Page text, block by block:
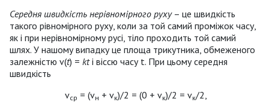
Середня швидкість нерівномірного руху– це швидкість
такого рівномірного руху, коли за той самий проміжок часу,
як і при нерівномірному русі, тіло проходить той самий
шлях. У нашому випадку це площа трикутника, обмеженого
залежністю v(t) = ktі віссю часу t. При цьому середня
швидкість
vср = (vн + vк)/2 = (0 + vк)/2 = vк/2,